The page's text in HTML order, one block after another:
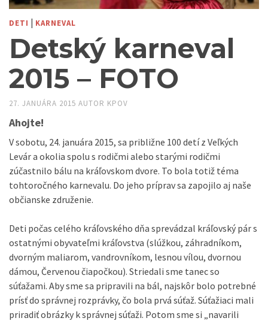
DETI | KARNEVAL
Detský karneval
2015 – FOTO
27. JANUÁRA 2015 AUTOR KPOV
Ahojte!
V sobotu, 24. januára 2015, sa približne 100 detí z Veľkých
Levár a okolia spolu s rodičmi alebo starými rodičmi
zúčastnilo bálu na kráľovskom dvore. To bola totiž téma
tohtoročného karnevalu. Do jeho príprav sa zapojilo aj naše
občianske združenie.
Deti počas celého kráľovského dňa sprevádzal kráľovský pár s
ostatnými obyvateľmi kráľovstva (slúžkou, záhradníkom,
dvorným maliarom, vandrovníkom, lesnou vílou, dvornou
dámou, Červenou čiapočkou). Striedali sme tanec so
súťažami. Aby sme sa pripravili na bál, najskôr bolo potrebné
prísť do správnej rozprávky, čo bola prvá súťaž. Súťažiaci mali
priradiť obrázky k správnej súťaži. Potom sme si „navarili